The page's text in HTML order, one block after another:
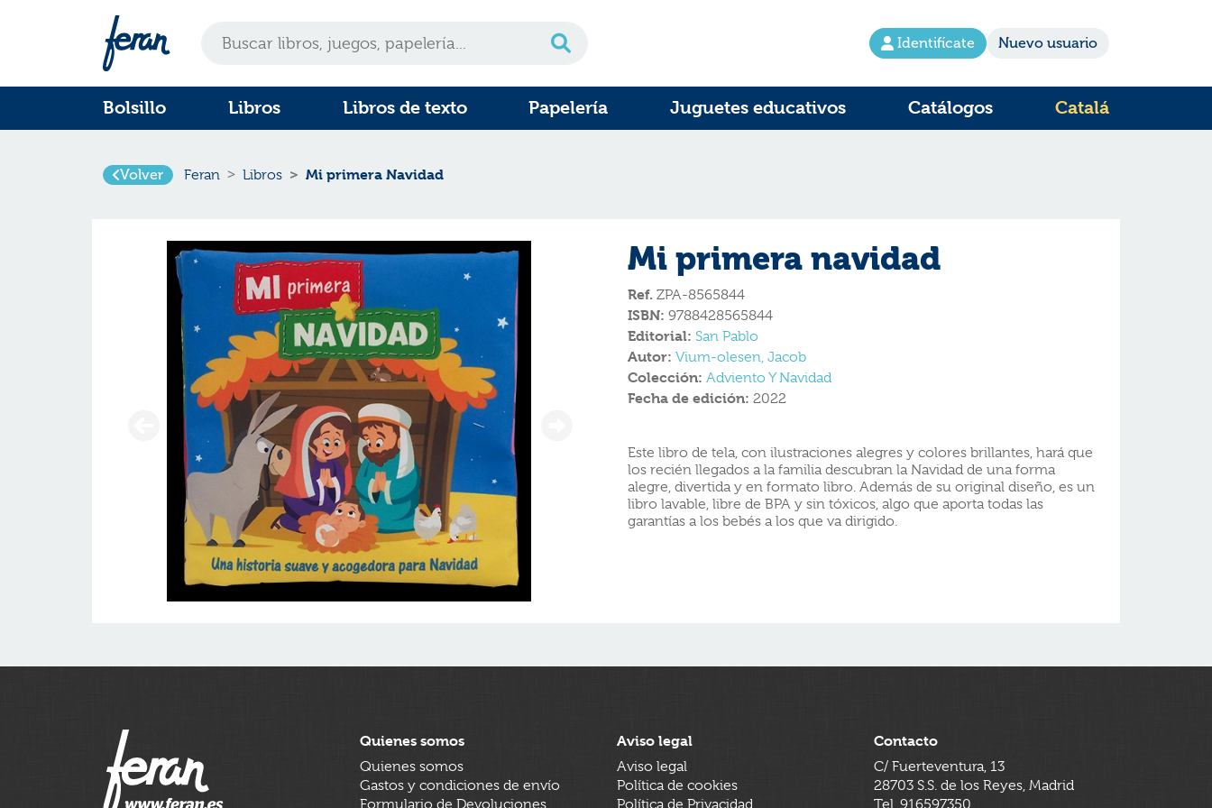
Identifícate Nuevo usuario
Bolsillo Libros Libros de texto Papelería Juguetes educativos Catálogos Catalá
Volver Feran Libros Mi primera Navidad
Mi primera navidad
Ref. ZPA-8565844
ISBN: 9788428565844
Editorial: San Pablo
Autor: Vium-olesen, Jacob
Colección: Adviento Y Navidad
Fecha de edición: 2022
Este libro de tela, con ilustraciones alegres y colores brillantes, hará que
los recién llegados a la familia descubran la Navidad de una forma
alegre, divertida y en formato libro. Además de su original diseño, es un
libro lavable, libre de BPA y sin tóxicos, algo que aporta todas las
garantías a los bebés a los que va dirigido.
Quienes somos
Quienes somos
Gastos y condiciones de envío
Formulario de Devoluciones
Aviso legal
Aviso legal
Política de cookies
Política de Privacidad
Contacto
C/ Fuerteventura, 13
28703 S.S. de los Reyes, Madrid
Tel. 916597350